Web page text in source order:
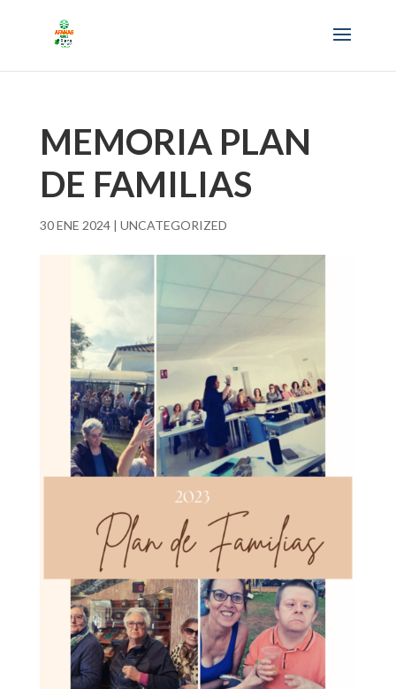
MEMORIA PLAN
DE FAMILIAS
30 ENE 2024| UNCATEGORIZED